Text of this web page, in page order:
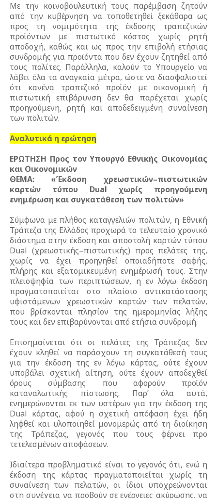
Με την κοινοβουλευτική τους παρέμβαση ζητούν
από την κυβέρνηση να τοποθετηθεί ξεκάθαρα ως
προς τη νομιμότητα της έκδοσης τραπεζικών
προϊόντων με πιστωτικό κόστος χωρίς ρητή
αποδοχή, καθώς και ως προς την επιβολή ετήσιας
συνδρομής για προϊόντα που δεν έχουν ζητηθεί από
τους πολίτες. Παράλληλα, καλούν το Υπουργείο να
λάβει όλα τα αναγκαία μέτρα, ώστε να διασφαλιστεί
ότι κανένα τραπεζικό προϊόν με οικονομική ή
πιστωτική επιβάρυνση δεν θα παρέχεται χωρίς
προηγούμενη, ρητή και αποδεδειγμένη συναίνεση
των πολιτών.
Αναλυτικά η ερώτηση
ΕΡΩΤΗΣΗ Προς τον Υπουργό Εθνικής Οικονομίας
και Οικονομικών
ΘΕΜΑ: «Έκδοση χρεωστικών–πιστωτικών
καρτών τύπου Dual χωρίς προηγούμενη
ενημέρωση και συγκατάθεση των πολιτών»
Σύμφωνα με πλήθος καταγγελιών πολιτών, η Εθνική
Τράπεζα της Ελλάδος προχωρά το τελευταίο χρονικό
διάστημα στην έκδοση και αποστολή καρτών τύπου
Dual (χρεωστικής–πιστωτικής) προς πελάτες της,
χωρίς να έχει προηγηθεί οποιαδήποτε σαφής,
πλήρης και εξατομικευμένη ενημέρωσή τους. Στην
πλειοψηφία των περιπτώσεων, η εν λόγω έκδοση
πραγματοποιείται στο πλαίσιο αντικατάστασης
υφιστάμενων χρεωστικών καρτών των πελατών,
που βρίσκονται πλησίον της ημερομηνίας λήξης
τους και δεν επιβαρύνονται από ετήσια συνδρομή.
Επισημαίνεται ότι οι πελάτες της Τράπεζας δεν
έχουν κληθεί να παράσχουν τη συγκατάθεσή τους
για την έκδοση της εν λόγω κάρτας, ούτε έχουν
υποβάλει σχετική αίτηση, ούτε έχουν αποδεχθεί
όρους σύμβασης που αφορούν προϊόν
καταναλωτικής πίστωσης. Παρ’ όλα αυτά,
ενημερώνονται εκ των υστέρων για την έκδοση της
Dual κάρτας, αφού η σχετική απόφαση έχει ήδη
ληφθεί και υλοποιηθεί μονομερώς από τη διοίκηση
της Τράπεζας, γεγονός που τους φέρνει προ
τετελεσμένων αποφάσεων.
Ιδιαίτερα προβληματικό είναι το γεγονός ότι, ενώ η
έκδοση της κάρτας πραγματοποιείται χωρίς τη
συναίνεση των πελατών, οι ίδιοι υποχρεώνονται
στη συνέχεια να προβούν σε ενέργειες ακύρωσης, να